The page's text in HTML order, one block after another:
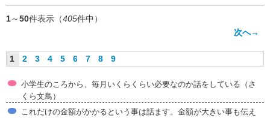
1～50件表示（405件中）
次へ→
1 2 3 4 5 6 7 8 9
小学生のころから、毎月いくらくらい必要なのか話をしている（さ
くら文鳥）
これだけの金額がかかるという事は話ます。金額が大きい事も伝え